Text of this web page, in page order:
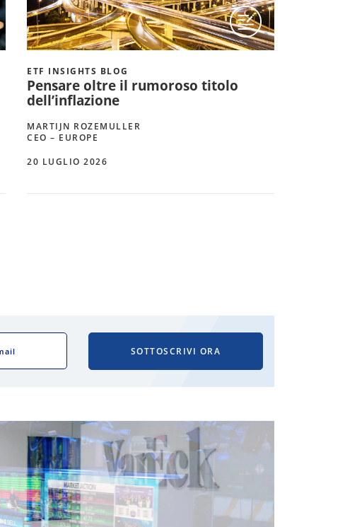
ETF INSIGHTS BLOG
Pensare oltre il rumoroso titolo
dell’inflazione
MARTIJN ROZEMULLER
CEO – EUROPE
20 LUGLIO 2026
SOTTOSCRIVI ORA